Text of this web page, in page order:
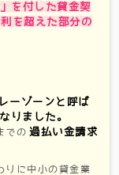
を付した貸金契
を超えた部分の
ーゾーンと呼ば
りました。
での 過払い金請求
りに中小の貸金業